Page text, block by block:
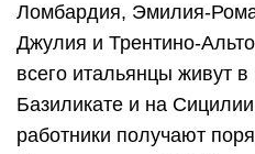
Ломбардия, Эмилия-
Джулия и Трентино-
всего итальянцы живут
Базиликате и на
работники получают